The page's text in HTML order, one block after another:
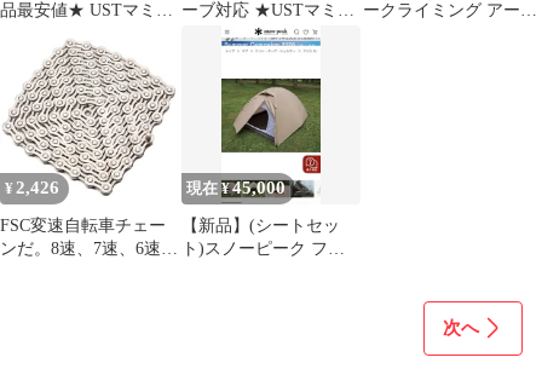
品最安値★ USTマミヤ
ンアッタス
ーブ対応 ★USTマミヤ
ジアッタスV2★ドラコ
ンアッタス
ークライミング アーボ
¥ 2,426
FSC変速自転車チェー
ンだ。8速、7速、6速汎
現在 ¥45,000
【新品】(シートセッ
ト)スノーピーク ファ
次へ